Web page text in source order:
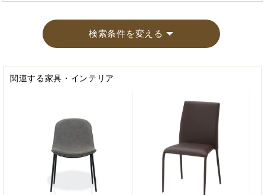
検索条件を変える
関連する家具・インテリア